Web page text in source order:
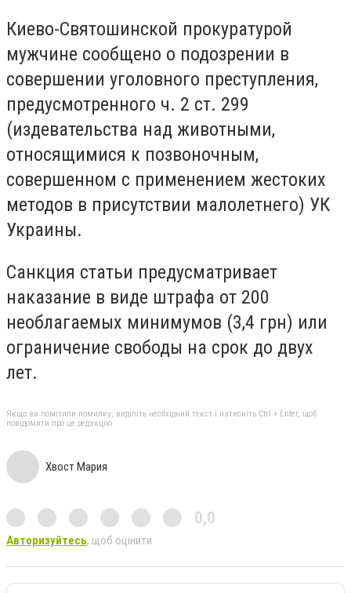
Киево-Святошинской прокуратурой
мужчине сообщено о подозрении в
совершении уголовного преступления,
предусмотренного ч. 2 ст. 299
(издевательства над животными,
относящимися к позвоночным,
совершенном с применением жестоких
методов в присутствии малолетнего) УК
Украины.
Санкция статьи предусматривает
наказание в виде штрафа от 200
необлагаемых минимумов (3,4 грн) или
ограничение свободы на срок до двух
лет.
Якщо ви помітили помилку, виділіть необхідний текст і натисніть Ctrl + Enter, щоб
повідомити про це редакцію
Хвост Мария
0,0
Авторизуйтесь, щоб оцінити